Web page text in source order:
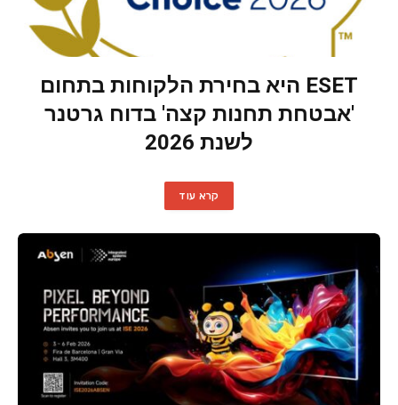
ESET היא בחירת הלקוחות בתחום
'אבטחת תחנות קצה' בדוח גרטנר
לשנת 2026
קרא עוד